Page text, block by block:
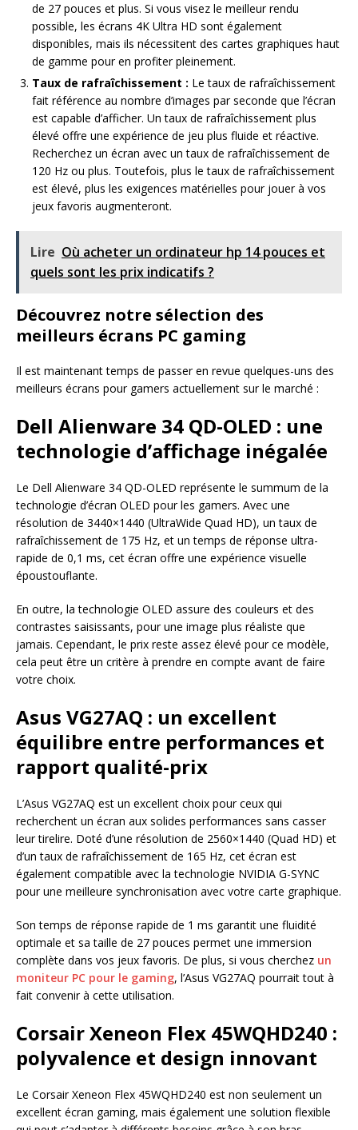
de 27 pouces et plus. Si vous visez le meilleur rendu
possible, les écrans 4K Ultra HD sont également
disponibles, mais ils nécessitent des cartes graphiques haut
de gamme pour en profiter pleinement.
Taux de rafraîchissement : Le taux de rafraîchissement
fait référence au nombre d’images par seconde que l’écran
est capable d’afficher. Un taux de rafraîchissement plus
élevé offre une expérience de jeu plus fluide et réactive.
Recherchez un écran avec un taux de rafraîchissement de
120 Hz ou plus. Toutefois, plus le taux de rafraîchissement
est élevé, plus les exigences matérielles pour jouer à vos
jeux favoris augmenteront.
Lire Où acheter un ordinateur hp 14 pouces et
quels sont les prix indicatifs ?
Découvrez notre sélection des
meilleurs écrans PC gaming
Il est maintenant temps de passer en revue quelques-uns des
meilleurs écrans pour gamers actuellement sur le marché :
Dell Alienware 34 QD-OLED : une
technologie d’affichage inégalée
Le Dell Alienware 34 QD-OLED représente le summum de la
technologie d’écran OLED pour les gamers. Avec une
résolution de 3440×1440 (UltraWide Quad HD), un taux de
rafraîchissement de 175 Hz, et un temps de réponse ultra-
rapide de 0,1 ms, cet écran offre une expérience visuelle
époustouflante.
En outre, la technologie OLED assure des couleurs et des
contrastes saisissants, pour une image plus réaliste que
jamais. Cependant, le prix reste assez élevé pour ce modèle,
cela peut être un critère à prendre en compte avant de faire
votre choix.
Asus VG27AQ : un excellent
équilibre entre performances et
rapport qualité-prix
L’Asus VG27AQ est un excellent choix pour ceux qui
recherchent un écran aux solides performances sans casser
leur tirelire. Doté d’une résolution de 2560×1440 (Quad HD) et
d’un taux de rafraîchissement de 165 Hz, cet écran est
également compatible avec la technologie NVIDIA G-SYNC
pour une meilleure synchronisation avec votre carte graphique.
Son temps de réponse rapide de 1 ms garantit une fluidité
optimale et sa taille de 27 pouces permet une immersion
complète dans vos jeux favoris. De plus, si vous cherchez un
moniteur PC pour le gaming, l’Asus VG27AQ pourrait tout à
fait convenir à cette utilisation.
Corsair Xeneon Flex 45WQHD240 :
polyvalence et design innovant
Le Corsair Xeneon Flex 45WQHD240 est non seulement un
excellent écran gaming, mais également une solution flexible